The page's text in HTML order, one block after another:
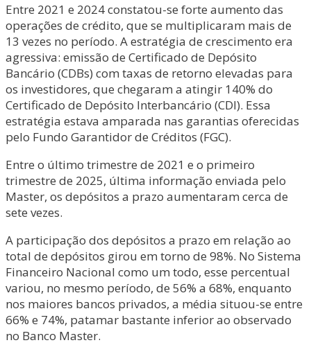
Entre 2021 e 2024 constatou-se forte aumento das
operações de crédito, que se multiplicaram mais de
13 vezes no período. A estratégia de crescimento era
agressiva: emissão de Certificado de Depósito
Bancário (CDBs) com taxas de retorno elevadas para
os investidores, que chegaram a atingir 140% do
Certificado de Depósito Interbancário (CDI). Essa
estratégia estava amparada nas garantias oferecidas
pelo Fundo Garantidor de Créditos (FGC).
Entre o último trimestre de 2021 e o primeiro
trimestre de 2025, última informação enviada pelo
Master, os depósitos a prazo aumentaram cerca de
sete vezes.
A participação dos depósitos a prazo em relação ao
total de depósitos girou em torno de 98%. No Sistema
Financeiro Nacional como um todo, esse percentual
variou, no mesmo período, de 56% a 68%, enquanto
nos maiores bancos privados, a média situou-se entre
66% e 74%, patamar bastante inferior ao observado
no Banco Master.